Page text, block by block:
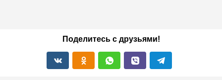
Поделитесь с друзьями!